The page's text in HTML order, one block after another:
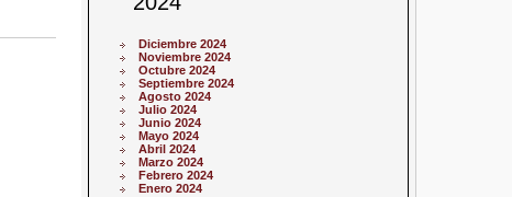
Diciembre 2024
Noviembre 2024
Octubre 2024
Septiembre 2024
Agosto 2024
Julio 2024
Junio 2024
Mayo 2024
Abril 2024
Marzo 2024
Febrero 2024
Enero 2024